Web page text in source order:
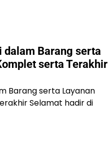
dalam Barang serta
serta Terakhir
Barang serta Layanan
Selamat hadir di